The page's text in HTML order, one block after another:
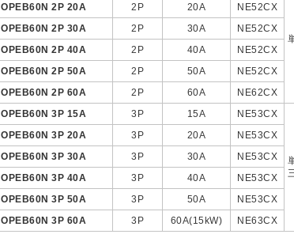
OPEB60N 2P 20A
2P 20A NE52CX
OPEB60N 2P 30A
2P 30A NE52CX
OPEB60N 2P 40A
2P 40A NE52CX
OPEB60N 2P 50A
2P 50A NE52CX
OPEB60N 2P 60A
2P 60A NE62CX
OPEB60N 3P 15A
3P 15A NE53CX
OPEB60N 3P 20A
3P 20A NE53CX
OPEB60N 3P 30A
3P 30A NE53CX
OPEB60N 3P 40A
3P 40A NE53CX
OPEB60N 3P 50A
3P 50A NE53CX
OPEB60N 3P 60A
3P 60A(15kW) NE63CX